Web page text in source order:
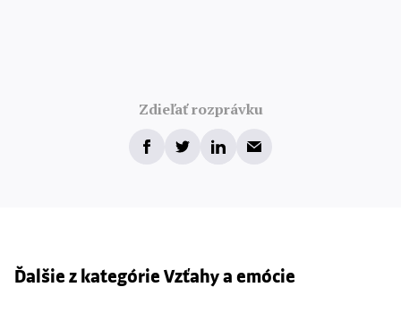
Zdieľať rozprávku
Ďalšie z kategórie Vzťahy a emócie